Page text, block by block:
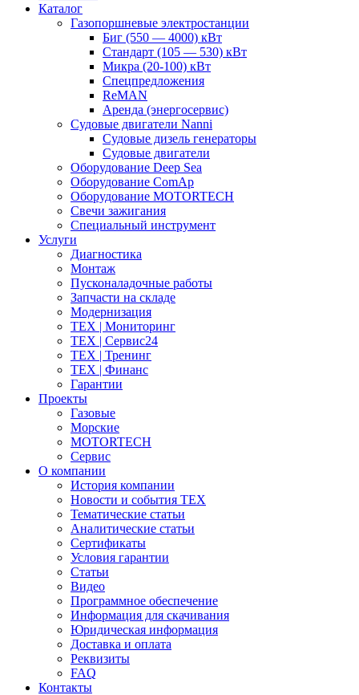
Каталог
Газопоршневые электростанции
Биг (550 — 4000) кВт
Стандарт (105 — 530) кВт
Микра (20-100) кВт
Спецпредложения
ReMAN
Аренда (энергосервис)
Судовые двигатели Nanni
Судовые дизель генераторы
Судовые двигатели
Оборудование Deep Sea
Оборудование ComAp
Оборудование MOTORTECH
Свечи зажигания
Специальный инструмент
Услуги
Диагностика
Монтаж
Пусконаладочные работы
Запчасти на складе
Модернизация
ТЕХ | Мониторинг
ТЕХ | Сервис24
ТЕХ | Тренинг
ТЕХ | Финанс
Гарантии
Проекты
Газовые
Морские
MOTORTECH
Сервис
О компании
История компании
Новости и события ТЕХ
Тематические статьи
Аналитические статьи
Сертификаты
Условия гарантии
Статьи
Видео
Программное обеспечение
Информация для скачивания
Юридическая информация
Доставка и оплата
Реквизиты
FAQ
Контакты